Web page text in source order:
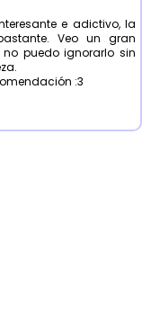
e adictivo, la
Veo un gran
puedo ignorarlo sin
:3